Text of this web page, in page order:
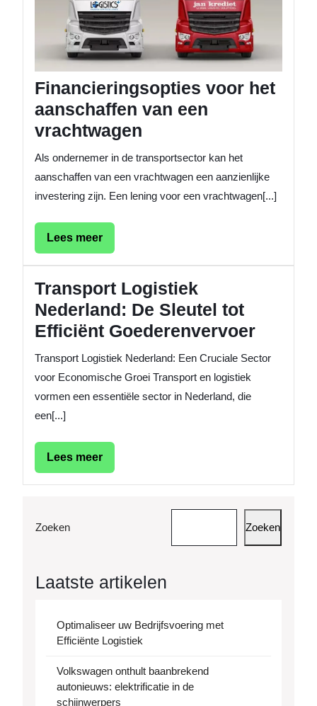
Financieringsopties voor het
aanschaffen van een
vrachtwagen
Als ondernemer in de transportsector kan het
aanschaffen van een vrachtwagen een aanzienlijke
investering zijn. Een lening voor een vrachtwagen[...]
Lees meerLees
meer
Transport Logistiek
Nederland: De Sleutel tot
Efficiënt Goederenvervoer
Transport Logistiek Nederland: Een Cruciale Sector
voor Economische Groei Transport en logistiek
vormen een essentiële sector in Nederland, die
een[...]
Lees meerLees
meer
Zoeken Zoeken
Laatste artikelen
Optimaliseer uw Bedrijfsvoering met
Efficiënte Logistiek
Volkswagen onthult baanbrekend
autonieuws: elektrificatie in de
schijnwerpers